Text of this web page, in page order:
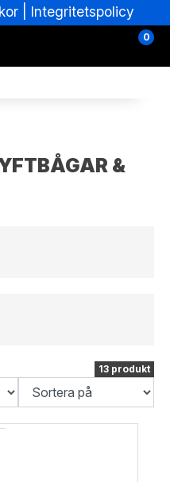
| Integritetspolicy
0
ATV-delar & Tillbehör
&
13 produkt